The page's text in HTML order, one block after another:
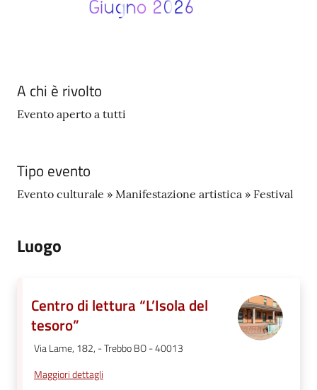
A chi è rivolto
Evento aperto a tutti
Tipo evento
Evento culturale » Manifestazione artistica » Festival
Luogo
Centro di lettura “L’Isola del
tesoro”
Via Lame, 182, - Trebbo BO - 40013
Maggiori dettagli